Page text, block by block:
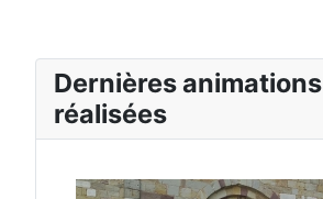
Dernières animations
réalisées